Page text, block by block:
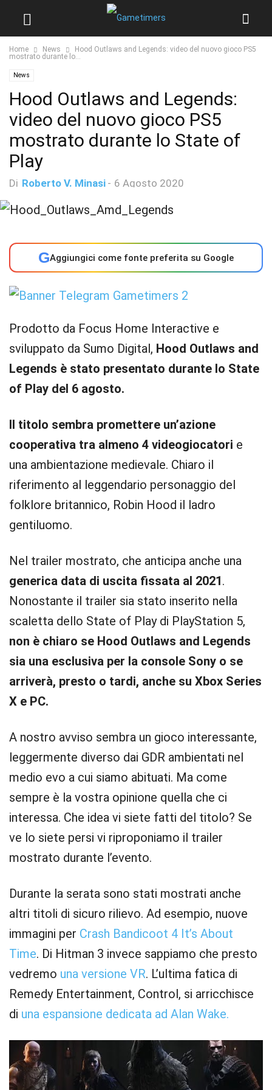
Home News
Hood Outlaws and Legends: video del nuovo gioco PS5
mostrato durante lo...
News
Hood Outlaws and Legends:
video del nuovo gioco PS5
mostrato durante lo State of
Play
Di Roberto V. Minasi - 6 Agosto 2020
GAggiungici come fonte preferita su Google
Prodotto da Focus Home Interactive e
sviluppato da Sumo Digital, Hood Outlaws and
Legends è stato presentato durante lo State
of Play del 6 agosto.
Il titolo sembra promettere un’azione
cooperativa tra almeno 4 videogiocatori e
una ambientazione medievale. Chiaro il
riferimento al leggendario personaggio del
folklore britannico, Robin Hood il ladro
gentiluomo.
Nel trailer mostrato, che anticipa anche una
generica data di uscita fissata al 2021.
Nonostante il trailer sia stato inserito nella
scaletta dello State of Play di PlayStation 5,
non è chiaro se Hood Outlaws and Legends
sia una esclusiva per la console Sony o se
arriverà, presto o tardi, anche su Xbox Series
X e PC.
A nostro avviso sembra un gioco interessante,
leggermente diverso dai GDR ambientati nel
medio evo a cui siamo abituati. Ma come
sempre è la vostra opinione quella che ci
interessa. Che idea vi siete fatti del titolo? Se
ve lo siete persi vi riproponiamo il trailer
mostrato durante l’evento.
Durante la serata sono stati mostrati anche
altri titoli di sicuro rilievo. Ad esempio, nuove
immagini per Crash Bandicoot 4 It’s About
Time. Di Hitman 3 invece sappiamo che presto
vedremo una versione VR. L’ultima fatica di
Remedy Entertainment, Control, si arricchisce
di una espansione dedicata ad Alan Wake.